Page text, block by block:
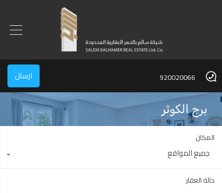
920020066 ارسال
برج الكوثر
المكان
جميع المواقع
حالة العقار